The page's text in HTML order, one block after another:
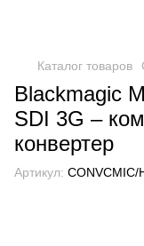
Каталог товаров
Blackmagic
SDI 3G –
конвертер
Артикул: CONVCMIC/